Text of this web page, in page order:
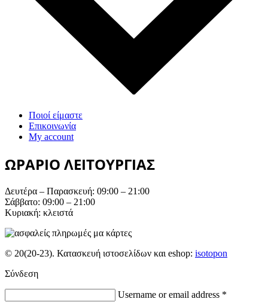
Ποιοί είμαστε
Επικοινωνία
My account
ΩΡΑΡΙΟ ΛΕΙΤΟΥΡΓΙΑΣ
Δευτέρα – Παρασκευή: 09:00 – 21:00
Σάββατο: 09:00 – 21:00
Κυριακή: κλειστά
© 20(20-23). Κατασκευή ιστοσελίδων και eshop: isotopon
Σύνδεση
Username or email address *